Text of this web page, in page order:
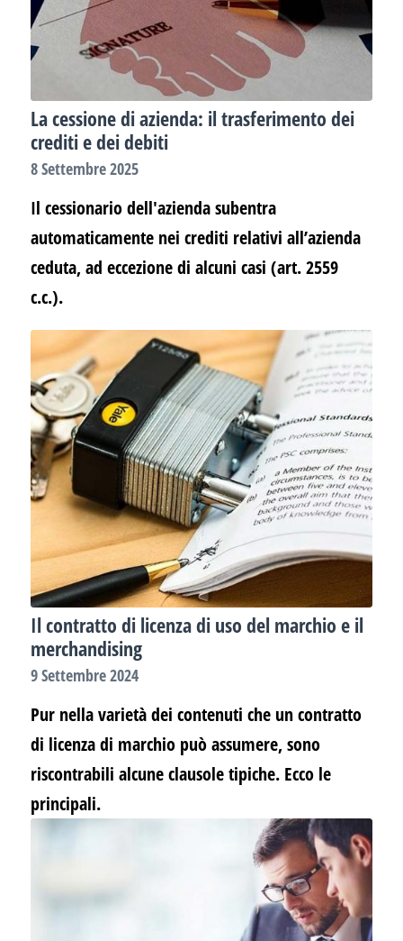
La cessione di azienda: il trasferimento dei
crediti e dei debiti
8 Settembre 2025
Il cessionario dell'azienda subentra
automaticamente nei crediti relativi all’azienda
ceduta, ad eccezione di alcuni casi (art. 2559
c.c.).
Il contratto di licenza di uso del marchio e il
merchandising
9 Settembre 2024
Pur nella varietà dei contenuti che un contratto
di licenza di marchio può assumere, sono
riscontrabili alcune clausole tipiche. Ecco le
principali.